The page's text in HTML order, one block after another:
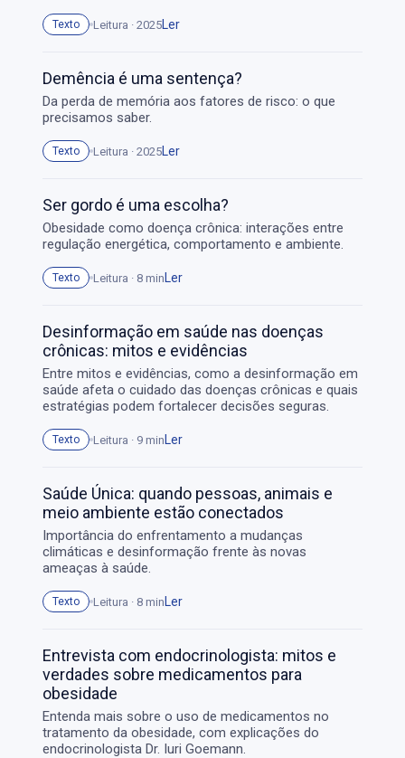
Texto Leitura · 2025 Ler
Demência é uma sentença?
Da perda de memória aos fatores de risco: o que
precisamos saber.
Texto Leitura · 2025 Ler
Ser gordo é uma escolha?
Obesidade como doença crônica: interações entre
regulação energética, comportamento e ambiente.
Texto Leitura · 8 min Ler
Desinformação em saúde nas doenças
crônicas: mitos e evidências
Entre mitos e evidências, como a desinformação em
saúde afeta o cuidado das doenças crônicas e quais
estratégias podem fortalecer decisões seguras.
Texto Leitura · 9 min Ler
Saúde Única: quando pessoas, animais e
meio ambiente estão conectados
Importância do enfrentamento a mudanças
climáticas e desinformação frente às novas
ameaças à saúde.
Texto Leitura · 8 min Ler
Entrevista com endocrinologista: mitos e
verdades sobre medicamentos para
obesidade
Entenda mais sobre o uso de medicamentos no
tratamento da obesidade, com explicações do
endocrinologista Dr. Iuri Goemann.